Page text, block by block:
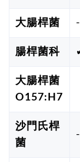
大腸桿菌 -
腸桿菌科
大腸桿菌
O157:H7
沙門氏桿
菌
-